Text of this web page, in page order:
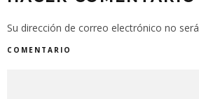
Su dirección de correo electrónico no
COMENTARIO